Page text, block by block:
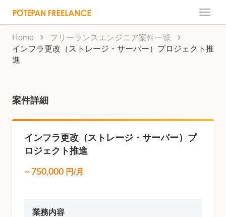
Toggle
Home
フリーランスエンジニア案件一覧
インフラ更改（ストレージ・サーバー）プロジェクト推
進
案件詳細
インフラ更改（ストレージ・サーバー）プ
ロジェクト推進
~ 750,000 円/月
業務内容